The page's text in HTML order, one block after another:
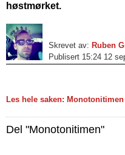
høstmørket.
Skrevet av: Ruben
Publisert 15:24 12
Les hele saken: Monotonitimen
Del "Monotonitimen"